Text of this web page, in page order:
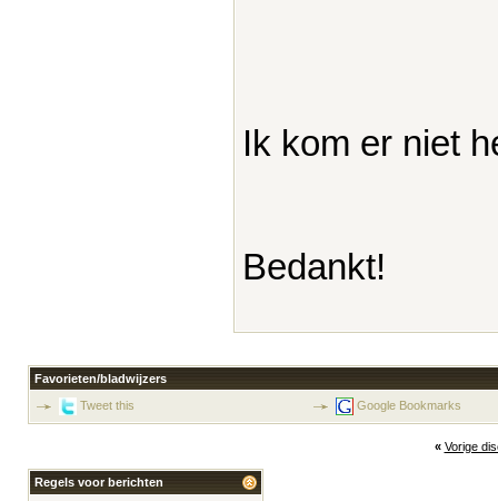
Ik kom er niet
Bedankt!
Favorieten/bladwijzers
Tweet this
Google Bookmarks
« Vorige
Regels voor berichten